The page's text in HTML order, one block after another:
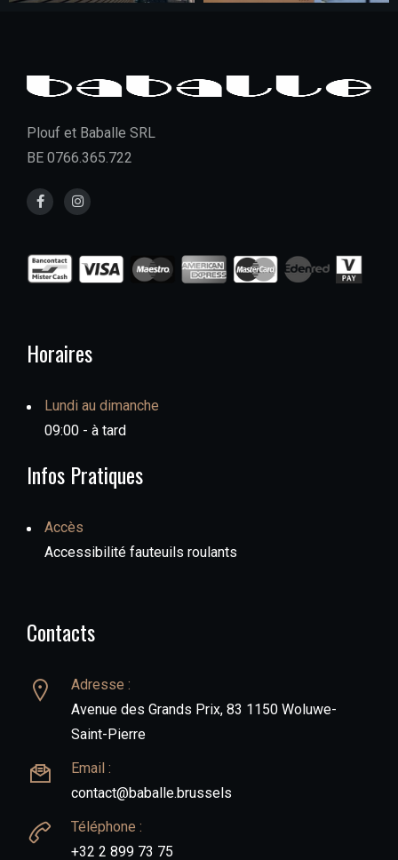
Plouf et Baballe SRL
BE 0766.365.722
Horaires
Lundi au dimanche
09:00 - à tard
Infos Pratiques
Accès
Accessibilité fauteuils roulants
Contacts
Adresse :
Avenue des Grands Prix, 83 1150 Woluwe-
Saint-Pierre
Email :
contact@baballe.brussels
Téléphone :
+32 2 899 73 75